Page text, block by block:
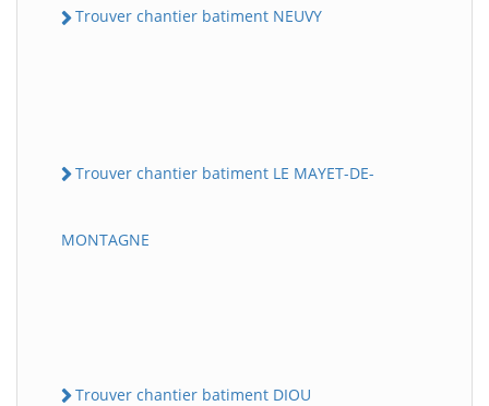
Trouver chantier batiment NEUVY
Trouver chantier batiment LE MAYET-DE-
MONTAGNE
Trouver chantier batiment DIOU